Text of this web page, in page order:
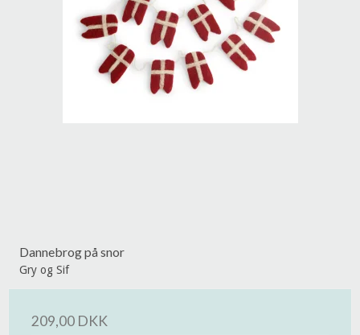
Dannebrog på snor
Gry og Sif
209,00 DKK